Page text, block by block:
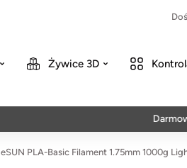
Żywice 3D
Darmowa
eSUN PLA-Basic Filament 1.75mm 1000g